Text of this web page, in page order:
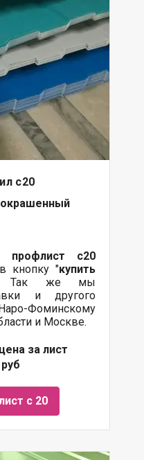
с20
окрашенный
профлист с20
кнопку "купить
Так же мы
и другого
Фоминскому
и Москве.
за лист
с 20